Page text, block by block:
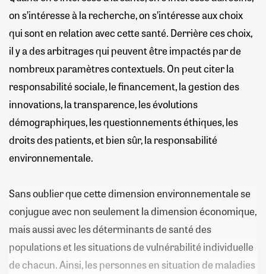
on s’intéresse à la recherche, on s’intéresse aux choix
qui sont en relation avec cette santé. Derrière ces choix,
il y a des arbitrages qui peuvent être impactés par de
nombreux paramètres contextuels. On peut citer la
responsabilité sociale, le financement, la gestion des
innovations, la transparence, les évolutions
démographiques, les questionnements éthiques, les
droits des patients, et bien sûr, la responsabilité
environnementale.
Sans oublier que cette dimension environnementale se
conjugue avec non seulement la dimension économique,
mais aussi avec les déterminants de santé des
populations et les situations de vulnérabilité individuelle
de chacun. Ainsi, les personnes en situation de maladies